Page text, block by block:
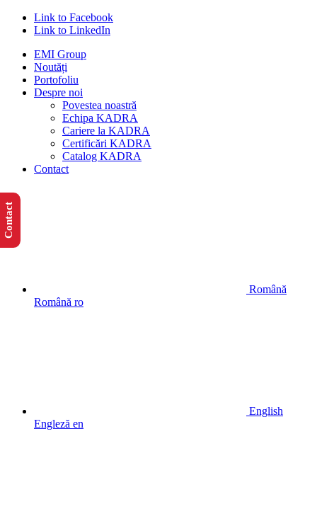
Link to Facebook
Link to LinkedIn
EMI Group
Noutăți
Portofoliu
Despre noi
Povestea noastră
Echipa KADRA
Cariere la KADRA
Certificări KADRA
Catalog KADRA
Contact
Română
Română ro
English
Engleză en
Contact